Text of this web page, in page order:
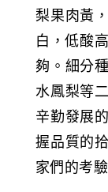
梨果肉黃
白，低酸
夠。細分
水鳳梨等
辛勤發展
握品質的
家們的考驗